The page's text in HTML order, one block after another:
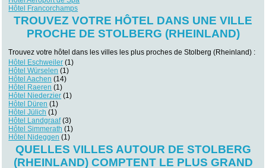
Hôtel Francorchamps
TROUVEZ VOTRE HÔTEL DANS UNE VILLE
PROCHE DE STOLBERG (RHEINLAND)
Trouvez votre hôtel dans les villes les plus proches de Stolberg (Rheinland) :
Hôtel Eschweiler (1)
Hôtel Würselen (1)
Hôtel Aachen (14)
Hôtel Raeren (1)
Hôtel Niederzier (1)
Hôtel Düren (1)
Hôtel Jülich (1)
Hôtel Landgraaf(3)
Hôtel Simmerath (1)
Hôtel Nideggen (1)
QUELLES VILLES AUTOUR DE STOLBERG
(RHEINLAND) COMPTENT LE PLUS GRAND